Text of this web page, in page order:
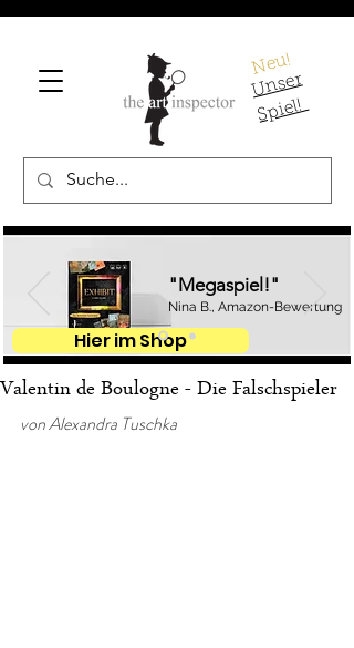
Neu!
U
ns
er
S
pi
el!
"Megaspiel!"
Nina B., Amazon-Bewertung
Hier im Shop
Valentin de Boulogne - Die Falschspieler
von Alexandra Tuschka